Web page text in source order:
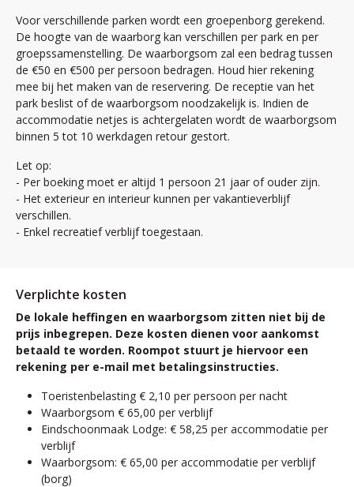
Voor verschillende parken wordt een groepenborg gerekend.
De hoogte van de waarborg kan verschillen per park en per
groepssamenstelling. De waarborgsom zal een bedrag tussen
de €50 en €500 per persoon bedragen. Houd hier rekening
mee bij het maken van de reservering. De receptie van het
park beslist of de waarborgsom noodzakelijk is. Indien de
accommodatie netjes is achtergelaten wordt de waarborgsom
binnen 5 tot 10 werkdagen retour gestort.
Let op:
- Per boeking moet er altijd 1 persoon 21 jaar of ouder zijn.
- Het exterieur en interieur kunnen per vakantieverblijf
verschillen.
- Enkel recreatief verblijf toegestaan.
Verplichte kosten
De lokale heffingen en waarborgsom zitten niet bij de
prijs inbegrepen. Deze kosten dienen voor aankomst
betaald te worden. Roompot stuurt je hiervoor een
rekening per e-mail met betalingsinstructies.
Toeristenbelasting € 2,10 per persoon per nacht
Waarborgsom € 65,00 per verblijf
Eindschoonmaak Lodge: € 58,25 per accommodatie per
verblijf
Waarborgsom: € 65,00 per accommodatie per verblijf
(borg)